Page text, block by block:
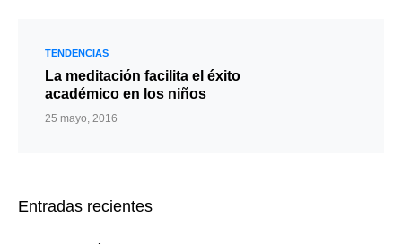
TENDENCIAS
La meditación facilita el éxito
académico en los niños
25 mayo, 2016
Entradas recientes